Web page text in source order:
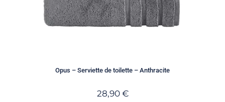
Opus – Serviette de toilette – Anthracite
28,90 €